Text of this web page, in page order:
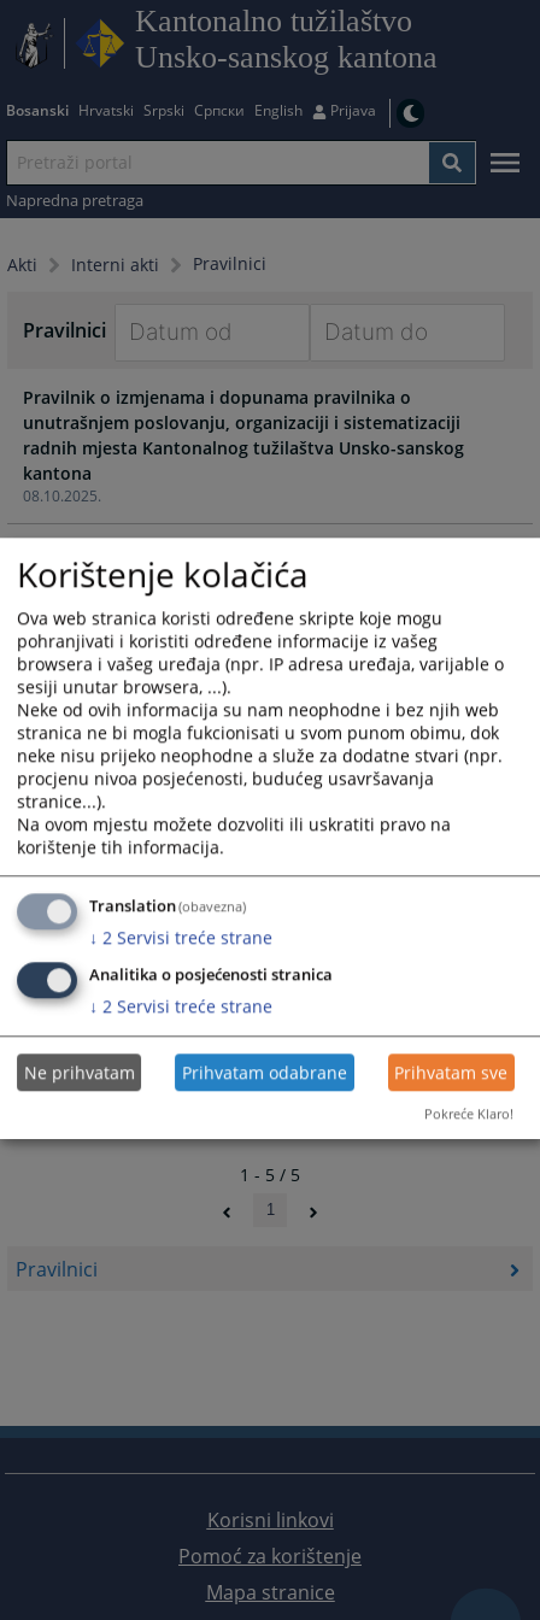
Kantonalno tužilaštvo
Unsko-sanskog kantona
Bosanski Hrvatski Srpski Српски English Prijava
Napredna pretraga
Akti Interni akti Pravilnici
Pravilnici
Pravilnici
forward
to
interact
calendar
select
a
date.
Press
the
question
mark
key
get
the
keyboard
shortcuts
for
dates.
forward
to
interact
calendar
a
date.
Press
question
mark
key
to
get
keyboard
dates.
08.10.2025.
Pravilnik o izmjenama i dopunama pravilnika o
unutrašnjem poslovanju, organizaciji i sistematizaciji
radnih mjesta Kantonalnog tužilaštva Unsko-sanskog
kantona
10.04.2025.
sistematizaciji radnih mjesta Kantonalnog tužilaštva
Unsko-sanskog kantona
09.04.2025.
Smjernice za povjerljivo savjetovanje i Lista povjerljivih
savjetnika
02.12.2021.
Etički kodeks i smjernice za postupanje uposlenika u
Kantonalnom tužilaštvu Unsko - sanskog kantona
23.11.2018.
Pravilnik o načinu pružanja podrške i postupanja prema
svjedocima, djeci i maloljetnicima u krivičnom postupku KT
USK Bihać
1 - 5 / 5
1
Korisni linkovi
Pomoć za korištenje
Mapa stranice
Korištenje kolačića
Ova web stranica koristi određene skripte koje mogu
pohranjivati i koristiti određene informacije iz vašeg
browsera i vašeg uređaja (npr. IP adresa uređaja, varijable o
sesiji unutar browsera, ...).
Neke od ovih informacija su nam neophodne i bez njih web
stranica ne bi mogla fukcionisati u svom punom obimu, dok
neke nisu prijeko neophodne a služe za dodatne stvari (npr.
procjenu nivoa posjećenosti, budućeg usavršavanja
stranice...).
Na ovom mjestu možete dozvoliti ili uskratiti pravo na
korištenje tih informacija.
Translation(obavezna)
↓ 2 Servisi treće strane
Analitika o posjećenosti stranica
↓ 2 Servisi treće strane
Ne prihvatam Prihvatam odabrane Prihvatam sve
Pokreće Klaro!